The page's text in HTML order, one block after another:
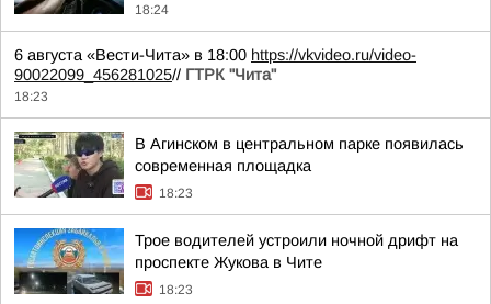
18:24
6 августа «Вести-Чита» в 18:00 https://vkvideo.ru/video-
90022099_456281025// ГТРК "Чита"
18:23
В Агинском в центральном парке появилась
современная площадка
18:23
Трое водителей устроили ночной дрифт на
проспекте Жукова в Чите
18:23